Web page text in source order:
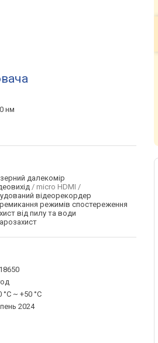
нм
далекомір
/ micro HDMI /
відеорекордер
режимів спостереження
від пилу та води
°C ~ +50 °С
2024